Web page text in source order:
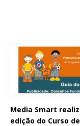
Media Smart
edição do Curso de
Páginas